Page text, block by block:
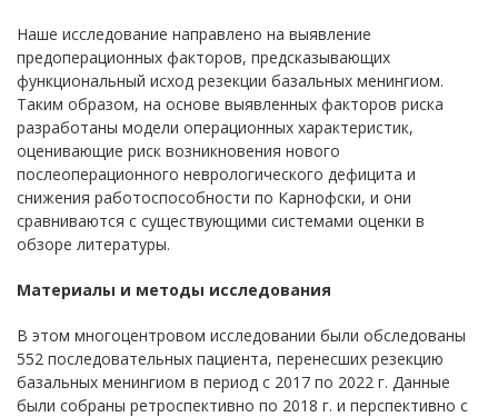
Наше исследование направлено на выявление
предоперационных факторов, предсказывающих
функциональный исход резекции базальных менингиом.
Таким образом, на основе выявленных факторов риска
разработаны модели операционных характеристик,
оценивающие риск возникновения нового
послеоперационного неврологического дефицита и
снижения работоспособности по Карнофски, и они
сравниваются с существующими системами оценки в
обзоре литературы.
Материалы и методы исследования
В этом многоцентровом исследовании были обследованы
552 последовательных пациента, перенесших резекцию
базальных менингиом в период с 2017 по 2022 г. Данные
были собраны ретроспективно по 2018 г. и перспективно с